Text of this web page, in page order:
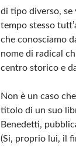
di tipo diverso, se
tempo stesso
che conosciamo
nome di radical
centro storico e
Non è un caso
titolo di un suo
Benedetti,
(Si, proprio lui, il